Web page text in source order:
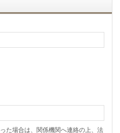
た場合は、関係機関へ連絡の上、法